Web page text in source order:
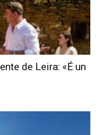
de Leira: «É un